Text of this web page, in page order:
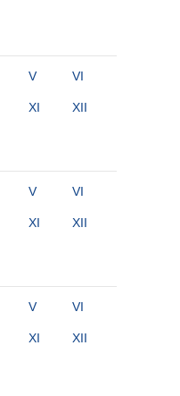
V VI
XI XII
V VI
XI XII
V VI
XI XII